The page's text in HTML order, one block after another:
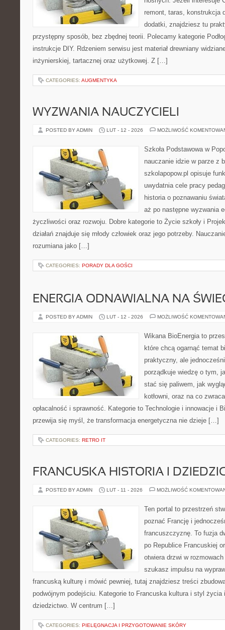
remont, taras, konstrukcja
dodatki, znajdziesz tu
przystępny sposób, bez zbędnej teorii. Polecamy kategorie
instrukcje DIY. Rdzeniem serwisu jest materiał drewniany
inżynierskiej, tartacznej oraz użytkowej. Z […]
CATEGORIES: AUGMENTYKA
WYZWANIA NAUCZYCIELI
POSTED BY ADMIN LUT - 12 - 2026 MOŻLIWOŚĆ
Szkoła Podstawowa w
nauczanie idzie w parze z
szkolapopow.pl opisuje
uwydatnia cele pracy
historia o poznawaniu
aż po następne wyzwania
życzliwości oraz rozwoju. Dobre kategorie to Życie szkoły i
działań znajduje się młody człowiek oraz jego potrzeby.
rozumiana jako […]
CATEGORIES: PORADY DLA GOŚCI
ENERGIA ODNAWIALNA NA
POSTED BY ADMIN LUT - 12 - 2026 MOŻLIWOŚĆ
Wikana BioEnergia to
które chcą ogarnąć temat
praktyczny, ale
porządkuje wiedzę o tym,
stać się paliwem, jak
kotłowni, oraz na co
opłacalność i sprawność. Kategorie to Technologie i innowacje i
przewija się myśl, że transformacja energetyczna nie dzieje […]
CATEGORIES: RETRO IT
FRANCUSKA HISTORIA I
POSTED BY ADMIN LUT - 11 - 2026 MOŻLIWOŚĆ
Ten portal to przestrzeń
poznać Francję i
francuszczyznę. To fuzja
po Republice Francuskiej
otwiera drzwi w
szukasz impulsu na
francuską kulturę i mówić pewniej, tutaj znajdziesz treści
podwójnym podejściu. Kategorie to Francuska kultura i styl życia
dziedzictwo. W centrum […]
CATEGORIES: PIELĘGNACJA I PRZYGOTOWANIE SKÓRY